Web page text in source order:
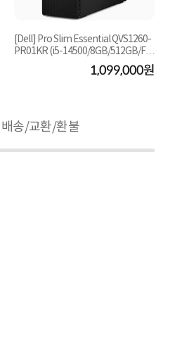
[Dell] Pro Slim Essential QVS1260-
PR01KR (i5-14500/8GB/512GB/FD)
1,099,000원
배송/교환/환불